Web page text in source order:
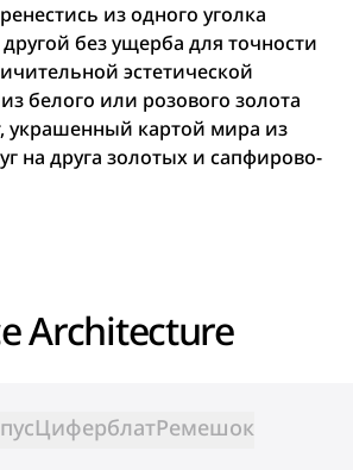
из одного уголка
без ущерба для точности
эстетической
белого или розового золота
украшенный картой мира из
на друга золотых и сапфирово-
Architecture
ЦиферблатРемешок